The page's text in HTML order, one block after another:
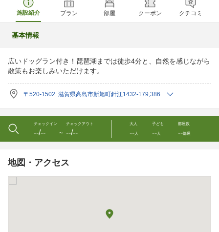
施設紹介 プラン 部屋 クーポン クチコミ
基本情報
広いドッグラン付き！琵琶湖までは徒歩4分と、自然を感じながら
散策もお楽しみいただけます。
〒520-1502 滋賀県高島市新旭町針江1432-179,386
チェックイン
--/-- 〜
チェックアウト
--/--
大人
--人
子ども
--人
部屋数
--部屋
地図・アクセス